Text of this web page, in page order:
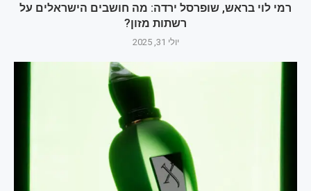
רמי לוי בראש, שופרסל ירדה: מה חושבים הישראלים על
רשתות מזון?
יולי 31, 2025